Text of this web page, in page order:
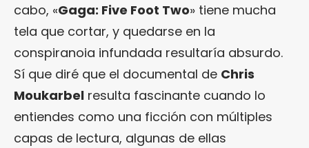
cabo, «Gaga: Five Foot Two» tiene mucha
tela que cortar, y quedarse en la
conspiranoia infundada resultaría absurdo.
Sí que diré que el documental de Chris
Moukarbel resulta fascinante cuando lo
entiendes como una ficción con múltiples
capas de lectura, algunas de ellas